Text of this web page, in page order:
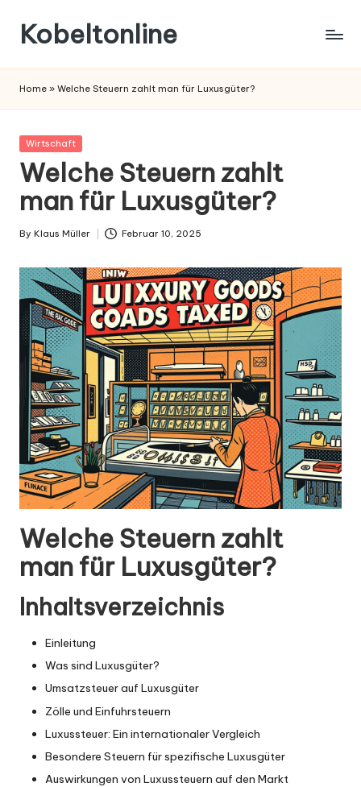
content
Kobeltonline
Home » Welche Steuern zahlt man für Luxusgüter?
Posted
Wirtschaft
Welche Steuern zahlt
man für Luxusgüter?
Posted
By Klaus Müller Februar 10, 2025
Welche Steuern zahlt
man für Luxusgüter?
Inhaltsverzeichnis
Einleitung
Was sind Luxusgüter?
Umsatzsteuer auf Luxusgüter
Zölle und Einfuhrsteuern
Luxussteuer: Ein internationaler Vergleich
Besondere Steuern für spezifische Luxusgüter
Auswirkungen von Luxussteuern auf den Markt